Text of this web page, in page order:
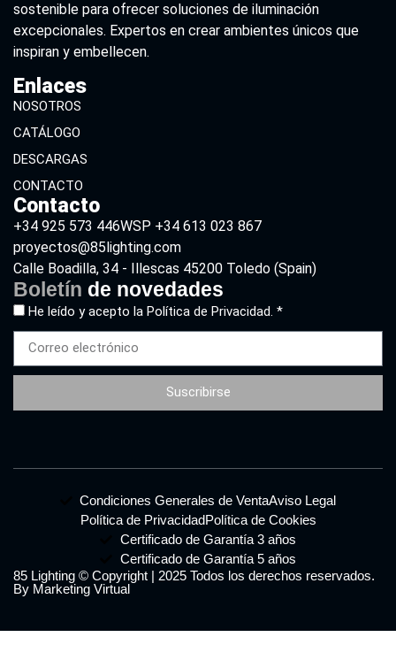
sostenible para ofrecer soluciones de iluminación
excepcionales. Expertos en crear ambientes únicos que
inspiran y embellecen.
Enlaces
NOSOTROS
CATÁLOGO
DESCARGAS
CONTACTO
Contacto
+34 925 573 446WSP +34 613 023 867
proyectos@85lighting.com
Calle Boadilla, 34 - Illescas 45200 Toledo (Spain)
Boletín de novedades
He leído y acepto la Política de Privacidad. *
Suscribirse
85 Lighting © Copyright | 2025 Todos los derechos reservados.
By Marketing Virtual
Condiciones Generales de VentaAviso Legal
Política de PrivacidadPolítica de Cookies
Certificado de Garantía 3 años
Certificado de Garantía 5 años